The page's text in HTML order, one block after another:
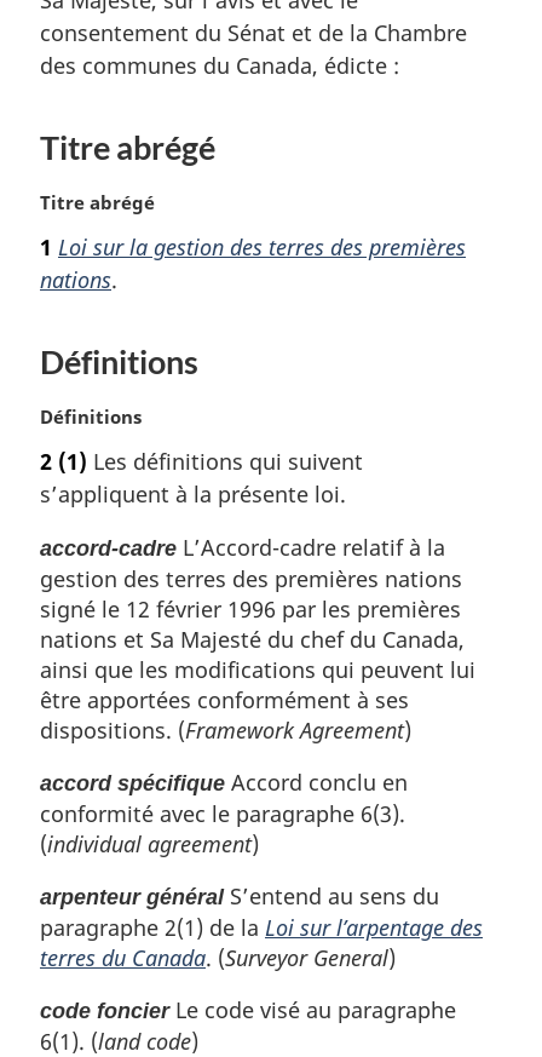
consentement du Sénat et de la Chambre
des communes du Canada, édicte :
Titre abrégé
N
t
e
r
i
a
l
:
Titre abrégé
1 Loi sur la gestion des terres des premières
nations.
Définitions
N
t
e
a
r
g
i
a
l
e
Définitions
2 (1) Les définitions qui suivent
s’appliquent à la présente loi.
accord-cadre L’Accord-cadre relatif à la
gestion des terres des premières nations
signé le 12 février 1996 par les premières
nations et Sa Majesté du chef du Canada,
ainsi que les modifications qui peuvent lui
être apportées conformément à ses
dispositions. (Framework Agreement)
accord spécifique Accord conclu en
conformité avec le paragraphe 6(3).
(individual agreement)
arpenteur généralS’entend au sens du
paragraphe 2(1) de la Loi sur l’arpentage des
terres du Canada. (Surveyor General)
code foncierLe code visé au paragraphe
6(1). (land code)